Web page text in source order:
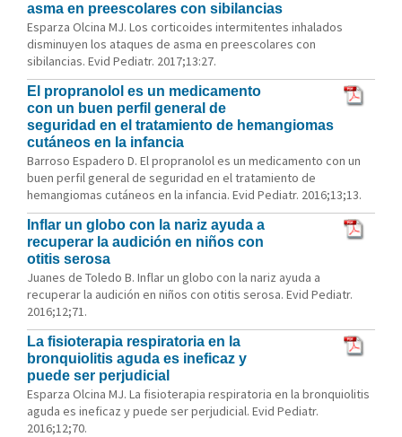
asma en preescolares con sibilancias
Esparza Olcina MJ. Los corticoides intermitentes inhalados
disminuyen los ataques de asma en preescolares con
sibilancias. Evid Pediatr. 2017;13:27.
El propranolol es un medicamento
con un buen perfil general de
seguridad en el tratamiento de hemangiomas
cutáneos en la infancia
Barroso Espadero D. El propranolol es un medicamento con un
buen perfil general de seguridad en el tratamiento de
hemangiomas cutáneos en la infancia. Evid Pediatr. 2016;13;13.
Inflar un globo con la nariz ayuda a
recuperar la audición en niños con
otitis serosa
Juanes de Toledo B. Inflar un globo con la nariz ayuda a
recuperar la audición en niños con otitis serosa. Evid Pediatr.
2016;12;71.
La fisioterapia respiratoria en la
bronquiolitis aguda es ineficaz y
puede ser perjudicial
Esparza Olcina MJ. La fisioterapia respiratoria en la bronquiolitis
aguda es ineficaz y puede ser perjudicial. Evid Pediatr.
2016;12;70.